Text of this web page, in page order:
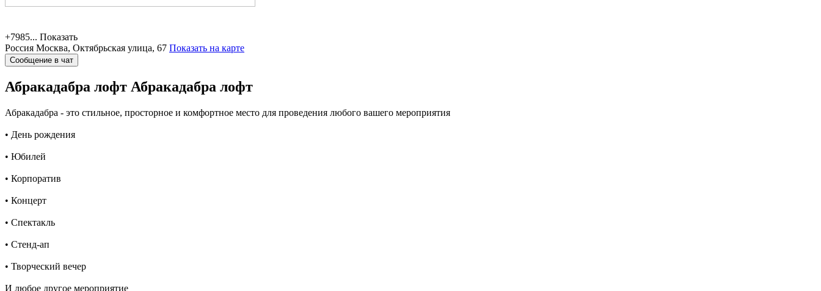
+7985... Показать
Россия Москва, Октябрьская улица, 67 Показать на карте
Сообщение в чат
Абракадабра лофт Абракадабра лофт
Абракадабра - это стильное, просторное и комфортное место для проведения любого вашего мероприятия
• День рождения
• Юбилей
• Корпоратив
• Концерт
• Спектакль
• Стенд-ап
• Творческий вечер
И любое другое мероприятие